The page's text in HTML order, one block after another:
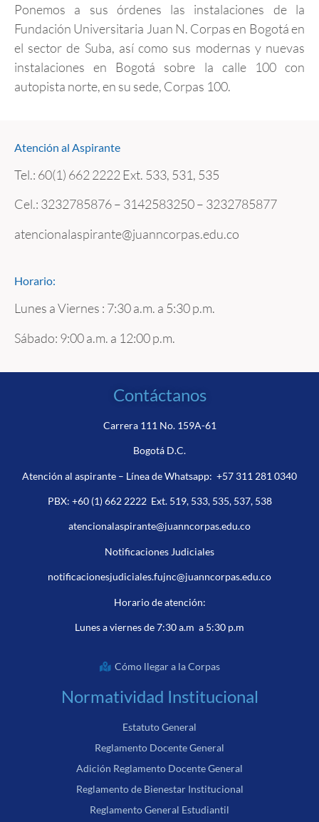
Ponemos a sus órdenes las instalaciones de la
Fundación Universitaria Juan N. Corpas en Bogotá en
el sector de Suba, así como sus modernas y nuevas
instalaciones en Bogotá sobre la calle 100 con
autopista norte, en su sede, Corpas 100.
Atención al Aspirante
Tel.: 60(1) 662 2222 Ext. 533, 531, 535
Cel.: 3232785876 – 3142583250 – 3232785877
atencionalaspirante@juanncorpas.edu.co
Horario:
Lunes a Viernes : 7:30 a.m. a 5:30 p.m.
Sábado: 9:00 a.m. a 12:00 p.m.
Contáctanos
Carrera 111 No. 159A-61
Bogotá D.C.
Atención al aspirante – Línea de Whatsapp: +57 311 281 0340
PBX: +60 (1) 662 2222Ext. 519, 533, 535, 537, 538
atencionalaspirante@juanncorpas.edu.co
Notificaciones Judiciales
notificacionesjudiciales.fujnc@juanncorpas.edu.co
Horario de atención:
Lunes a viernes de 7:30 a.m a 5:30 p.m
Cómo llegar a la Corpas
Normatividad Institucional
Estatuto General
Reglamento Docente General
Adición Reglamento Docente General
Reglamento de Bienestar Institucional
Reglamento General Estudiantil